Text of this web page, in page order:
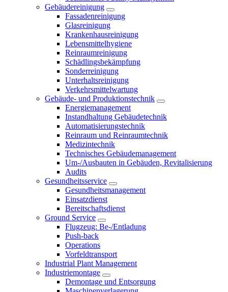
Gebäudereinigung
Fassadenreinigung
Glasreinigung
Krankenhausreinigung
Lebensmittelhygiene
Reinraumreinigung
Schädlingsbekämpfung
Sonderreinigung
Unterhaltsreinigung
Verkehrsmittelwartung
Gebäude- und Produktionstechnik
Energiemanagement
Instandhaltung Gebäudetechnik
Automatisierungstechnik
Reinraum und Reinraumtechnik
Medizintechnik
Technisches Gebäudemanagement
Um-/Ausbauten in Gebäuden, Revitalisierung
Audits
Gesundheitsservice
Gesundheitsmanagement
Einsatzdienst
Bereitschaftsdienst
Ground Service
Flugzeug: Be-/Entladung
Push-back
Operations
Vorfeldtransport
Industrial Plant Management
Industriemontage
Demontage und Entsorgung